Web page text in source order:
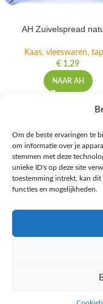
Om de beste ervaringen te
om informatie over je
stemmen met deze
unieke ID's op deze site
toestemming intrekt, kan
functies en mogelijkheden.
AH Zuivelspread
Kaas, vleeswaren,
€ 1,29
NAAR AH
Ontdek de beste keto-
kennis met onze
favoriete keto recepten in